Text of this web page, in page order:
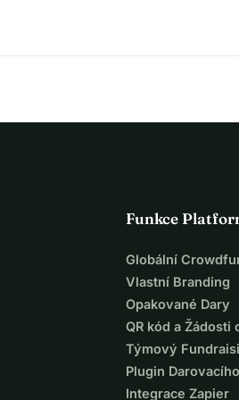
Funkce
Globální
Vlastní Branding
Opakované Dary
QR kód a Žádosti
Týmový
Plugin
Integrace Zapier